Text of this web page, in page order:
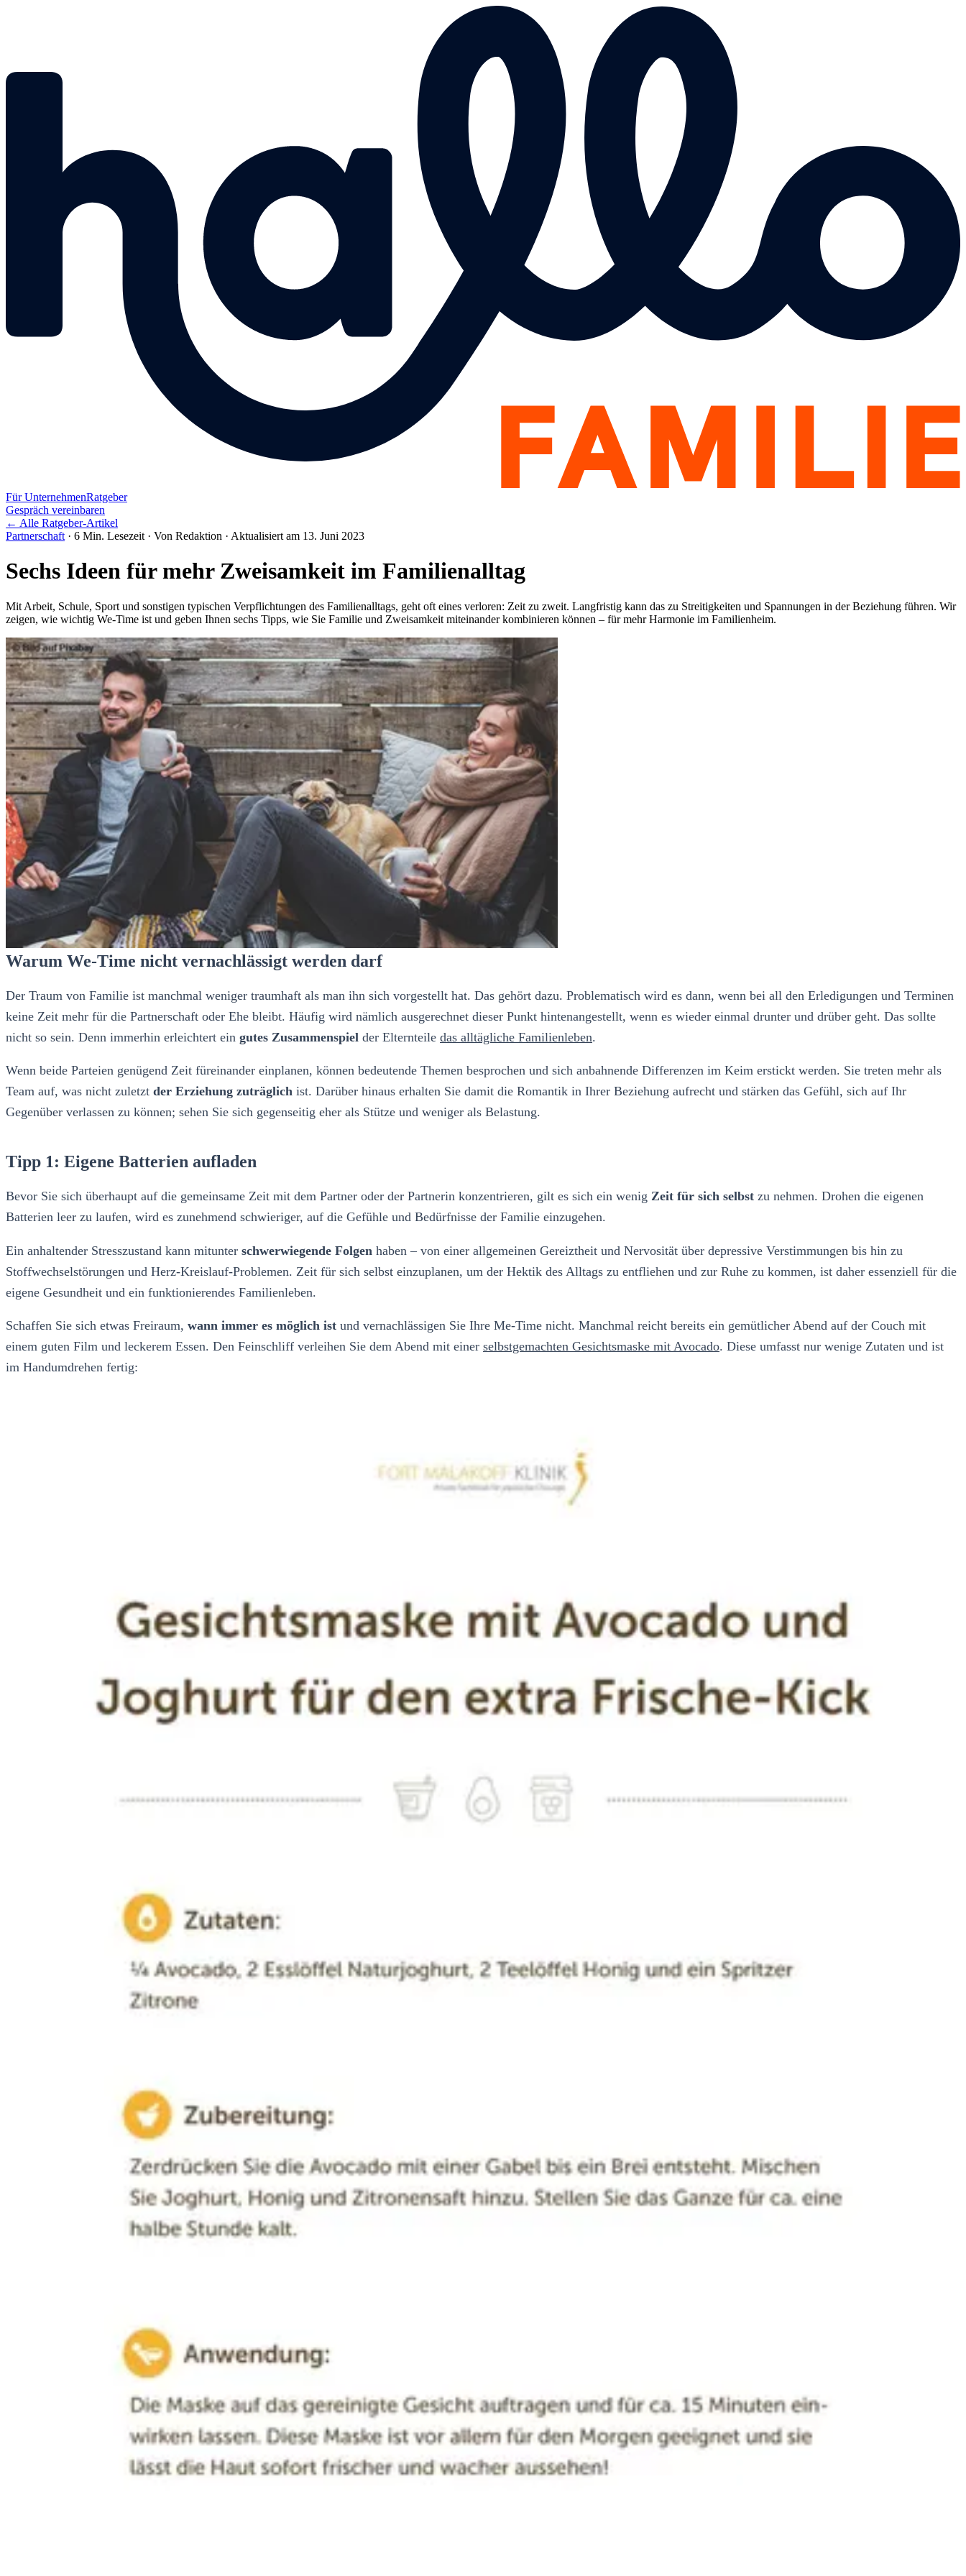
Für UnternehmenRatgeber
Gespräch vereinbaren
← Alle Ratgeber-Artikel
Partnerschaft · 6 Min. Lesezeit · Von Redaktion · Aktualisiert am 13. Juni 2023
Sechs Ideen für mehr Zweisamkeit im Familienalltag
Mit Arbeit, Schule, Sport und sonstigen typischen Verpflichtungen des Familienalltags, geht oft eines verloren: Zeit zu zweit. Langfristig kann das zu Streitigkeiten und Spannungen in der Beziehung führen. Wir
zeigen, wie wichtig We-Time ist und geben Ihnen sechs Tipps, wie Sie Familie und Zweisamkeit miteinander kombinieren können – für mehr Harmonie im Familienheim.
Warum We-Time nicht vernachlässigt werden darf
Der Traum von Familie ist manchmal weniger traumhaft als man ihn sich vorgestellt hat. Das gehört dazu. Problematisch wird es dann, wenn bei all den Erledigungen und Terminen
keine Zeit mehr für die Partnerschaft oder Ehe bleibt. Häufig wird nämlich ausgerechnet dieser Punkt hintenangestellt, wenn es wieder einmal drunter und drüber geht. Das sollte
nicht so sein. Denn immerhin erleichtert ein gutes Zusammenspiel der Elternteile das alltägliche Familienleben.
Wenn beide Parteien genügend Zeit füreinander einplanen, können bedeutende Themen besprochen und sich anbahnende Differenzen im Keim erstickt werden. Sie treten mehr als
Team auf, was nicht zuletzt der Erziehung zuträglich ist. Darüber hinaus erhalten Sie damit die Romantik in Ihrer Beziehung aufrecht und stärken das Gefühl, sich auf Ihr
Gegenüber verlassen zu können; sehen Sie sich gegenseitig eher als Stütze und weniger als Belastung.
Tipp 1: Eigene Batterien aufladen
Bevor Sie sich überhaupt auf die gemeinsame Zeit mit dem Partner oder der Partnerin konzentrieren, gilt es sich ein wenig Zeit für sich selbst zu nehmen. Drohen die eigenen
Batterien leer zu laufen, wird es zunehmend schwieriger, auf die Gefühle und Bedürfnisse der Familie einzugehen.
Ein anhaltender Stresszustand kann mitunter schwerwiegende Folgen haben – von einer allgemeinen Gereiztheit und Nervosität über depressive Verstimmungen bis hin zu
Stoffwechselstörungen und Herz-Kreislauf-Problemen. Zeit für sich selbst einzuplanen, um der Hektik des Alltags zu entfliehen und zur Ruhe zu kommen, ist daher essenziell für die
eigene Gesundheit und ein funktionierendes Familienleben.
Schaffen Sie sich etwas Freiraum, wann immer es möglich ist und vernachlässigen Sie Ihre Me-Time nicht. Manchmal reicht bereits ein gemütlicher Abend auf der Couch mit
einem guten Film und leckerem Essen. Den Feinschliff verleihen Sie dem Abend mit einer selbstgemachten Gesichtsmaske mit Avocado. Diese umfasst nur wenige Zutaten und ist
im Handumdrehen fertig: